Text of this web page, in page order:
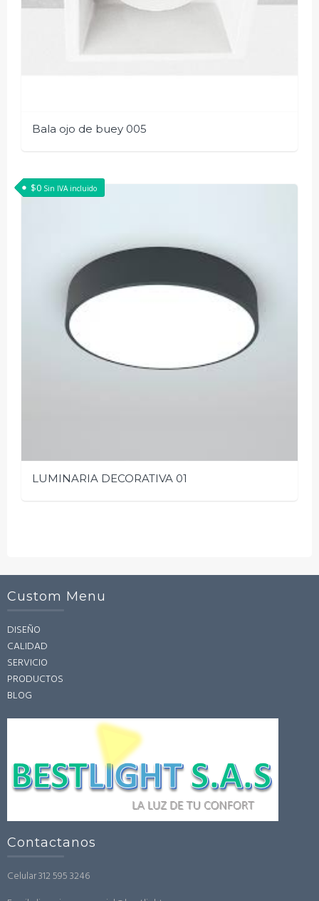
Bala ojo de buey 005
LUMINARIA DECORATIVA 01
$0 Sin IVA incluido
Custom Menu
DISEÑO
CALIDAD
SERVICIO
PRODUCTOS
BLOG
Contactanos
Celular 312 595 3246